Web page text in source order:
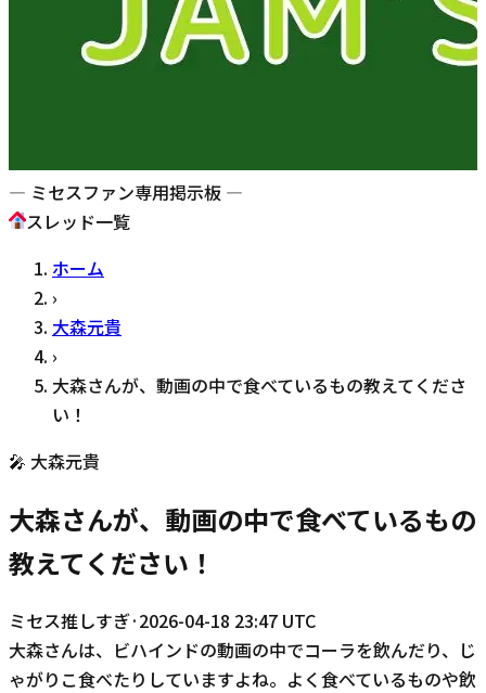
— ミセスファン専用掲示板 —
スレッド一覧
ホーム
›
大森元貴
›
大森さんが、動画の中で食べているもの教えてくださ
い！
🎤 大森元貴
大森さんが、動画の中で食べているもの
教えてください！
ミセス推しすぎ·2026-04-18 23:47 UTC
大森さんは、ビハインドの動画の中でコーラを飲んだり、じ
ゃがりこ食べたりしていますよね。よく食べているものや飲